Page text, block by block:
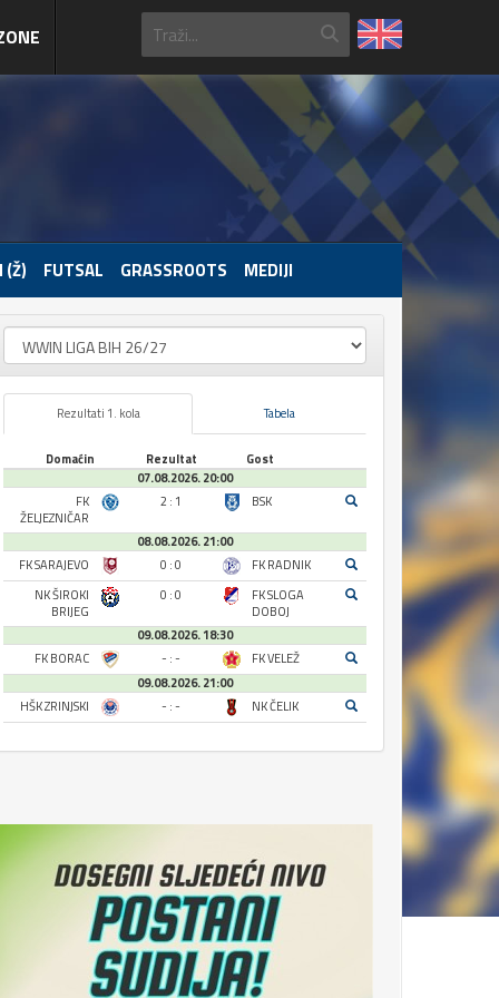
(Ž) FUTSAL GRASSROOTS MEDIJI
Rezultati 1. kola Tabela
Domaćin Rezultat
Gost
07.08.2026. 20:00
FK
ŽELJEZNIČAR
2 : 1 BSK
08.08.2026. 21:00
FK SARAJEVO
0 : 0
FK RADNIK
NK ŠIROKI
BRIJEG
0 : 0
FK SLOGA
DOBOJ
09.08.2026. 18:30
FK BORAC
- : -
FK VELEŽ
09.08.2026. 21:00
HŠK ZRINJSKI
- : - NK ČELIK